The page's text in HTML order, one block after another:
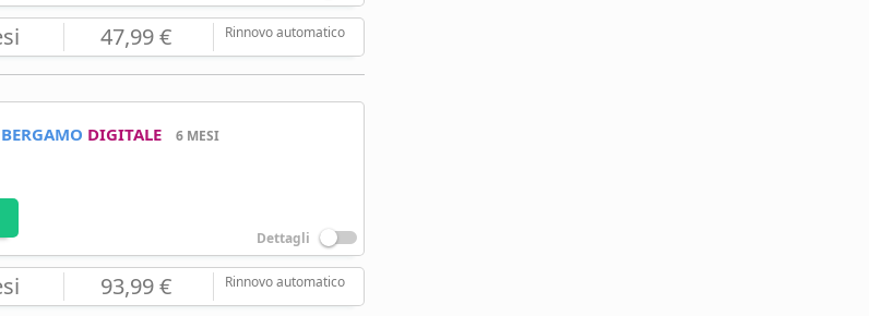
47,99 € Rinnovo automatico
DIGITALE 6 MESI
Dettagli
93,99 € Rinnovo automatico